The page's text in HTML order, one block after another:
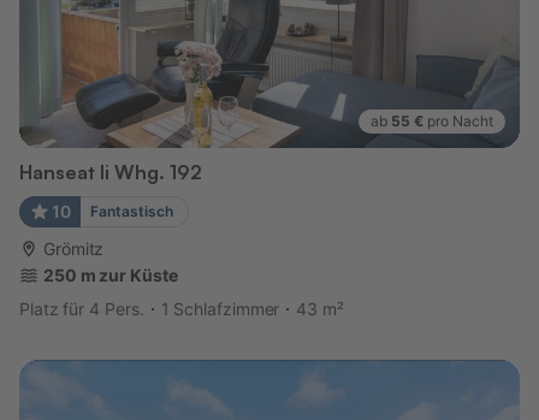
ab 55 € pro Nacht
Hanseat Ii Whg. 192
10 Fantastisch
Grömitz
250 m zur Küste
Platz für 4 Pers.
1 Schlafzimmer 43 m²